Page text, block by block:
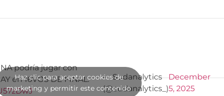
podría jugar con
en 16VOS DE FINAL.
— Sudanalytics
(@sudanalytics_)
December
5, 2025
Haz clic para aceptar cookies de
marketing y permitir este contenido